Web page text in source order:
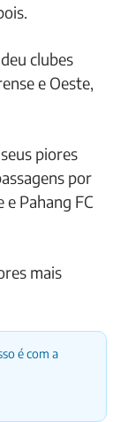
clubes
e Oeste,
piores
por
e Pahang FC
mais
é com a